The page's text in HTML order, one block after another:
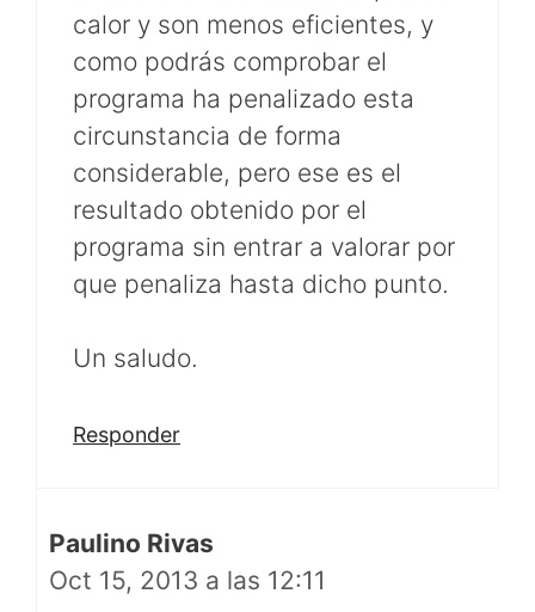
calor y son menos eficientes, y
como podrás comprobar el
programa ha penalizado esta
circunstancia de forma
considerable, pero ese es el
resultado obtenido por el
programa sin entrar a valorar por
que penaliza hasta dicho punto.
Un saludo.
Responder
Paulino Rivas
Oct 15, 2013 a las 12:11